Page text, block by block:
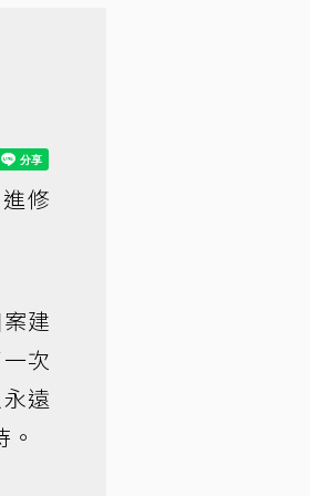
修
建
次
遠